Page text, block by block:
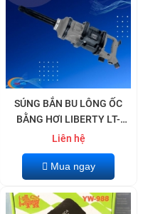
SÚNG BẮN BU LÔNG ỐC
BẰNG HƠI LIBERTY LT-
8000.
Liên hệ
Mua ngay